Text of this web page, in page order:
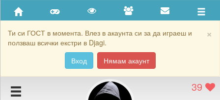
×
Ти си ГОСТ в момента. Влез в акаунта си за да играеш и
ползваш всички екстри в Djagi.
Вход
Нямам акаунт
Приятели
Хронология на игри
Подаръците на WaNdeRInG 39